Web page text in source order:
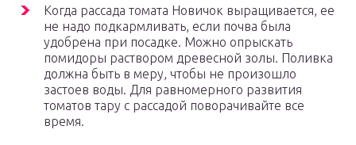
Когда рассада томата Новичок выращивается, ее
не надо подкармливать, если почва была
удобрена при посадке. Можно опрыскать
помидоры раствором древесной золы. Поливка
должна быть в меру, чтобы не произошло
застоев воды. Для равномерного развития
томатов тару с рассадой поворачивайте все
время.